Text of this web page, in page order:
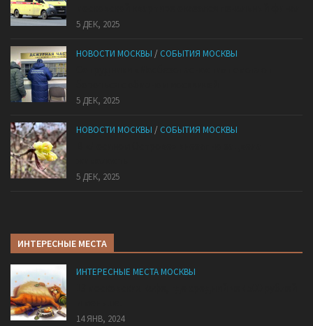
5 ДЕК, 2025
НОВОСТИ МОСКВЫ / СОБЫТИЯ МОСКВЫ
5 ДЕК, 2025
НОВОСТИ МОСКВЫ / СОБЫТИЯ МОСКВЫ
5 ДЕК, 2025
ИНТЕРЕСНЫЕ МЕСТА
ИНТЕРЕСНЫЕ МЕСТА МОСКВЫ
14 ЯНВ, 2024